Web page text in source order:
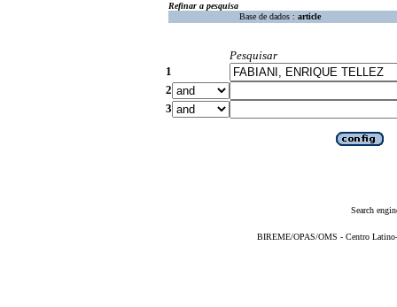
Refinar a pesquisa
Base de dados : article
Pesquisar
1
2
3
Search
BIREME/OPAS/OMS - Centro Latino-